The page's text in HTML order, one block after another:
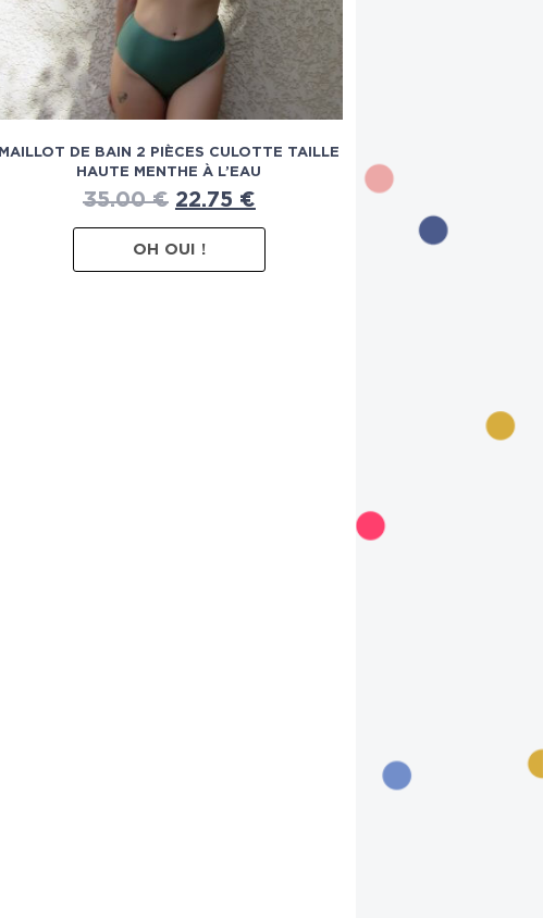
MAILLOT DE BAIN 2 PIÈCES CULOTTE TAILLE
HAUTE MENTHE À L’EAU
35.00€ 22.75 €
OH OUI !